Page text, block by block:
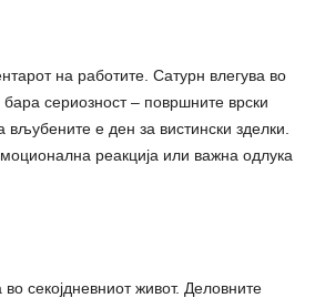
на работите. Сатурн влегува во
сериозност – површните врски
е ден за вистински зделки.
реакција или важна одлука
секојдневниот живот. Деловните